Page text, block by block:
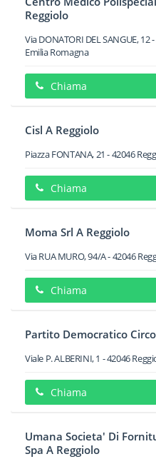
Reggiolo
Via DONATORI DEL SANGUE, 12-
Emilia Romagna
Chiama
Cisl A Reggiolo
Piazza FONTANA, 21 -42046
Chiama
Moma Srl A Reggiolo
Via RUA MURO, 94/A-42046
Chiama
Partito Democratico
Viale P. ALBERINI, 1 -42046
Chiama
Umana Societa' Di
Spa A Reggiolo